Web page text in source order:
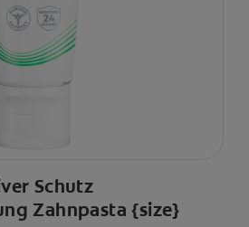
Schutz
Zahnpasta {size}